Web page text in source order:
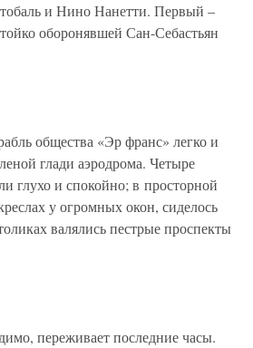
и Нино Нанетти. Первый –
оборонявшей Сан-Себастьян
общества «Эр франс» легко и
глади аэродрома. Четыре
глухо и спокойно; в просторной
у огромных окон, сиделось
валялись пестрые проспекты
переживает последние часы.